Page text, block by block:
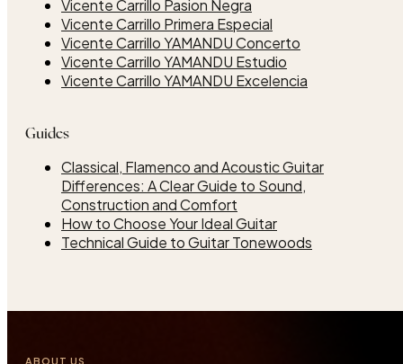
Vicente Carrillo Pasion Negra
Vicente Carrillo Primera Especial
Vicente Carrillo YAMANDU Concerto
Vicente Carrillo YAMANDU Estudio
Vicente Carrillo YAMANDU Excelencia
Guides
Classical, Flamenco and Acoustic Guitar
Differences: A Clear Guide to Sound,
Construction and Comfort
How to Choose Your Ideal Guitar
Technical Guide to Guitar Tonewoods
ABOUT US